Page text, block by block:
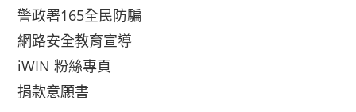
警政署165全民防騙
網路安全教育宣導
iWIN 粉絲專頁
捐款意願書